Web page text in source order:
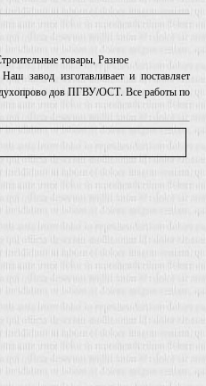
товары, Разное
завод изготавливает и поставляет
дов ПГВУ/ОСТ. Все работы по